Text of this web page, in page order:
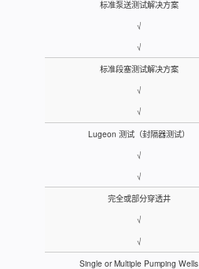
标准泵送测试解决方案
√
√
标准段塞测试解决方案
√
√
Lugeon 测试（封隔器测试）
√
√
完全或部分穿透井
√
√
Single or Multiple Pumping Wells